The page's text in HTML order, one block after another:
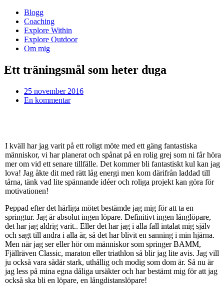
Blogg
Coaching
Explore Within
Explore Outdoor
Om mig
Ett träningsmål som heter duga
25 november 2016
En kommentar
I kväll har jag varit på ett roligt möte med ett gäng fantastiska
människor, vi har planerat och spånat på en rolig grej som ni får höra
mer om vid ett senare tillfälle. Det kommer bli fantastiskt kul kan jag
lova! Jag åkte dit med rätt låg energi men kom därifrån laddad till
tårna, tänk vad lite spännande idéer och roliga projekt kan göra för
motivationen!
Peppad efter det härliga mötet bestämde jag mig för att ta en
springtur. Jag är absolut ingen löpare. Definitivt ingen långlöpare,
det har jag aldrig varit.. Eller det har jag i alla fall intalat mig själv
och sagt till andra i alla år, så det har blivit en sanning i min hjärna.
Men när jag ser eller hör om människor som springer BAMM,
Fjällräven Classic, maraton eller triathlon så blir jag lite avis. Jag vill
ju också vara sådär stark, uthållig och modig som dom är. Så nu är
jag less på mina egna dåliga ursäkter och har bestämt mig för att jag
också ska bli en löpare, en långdistanslöpare!